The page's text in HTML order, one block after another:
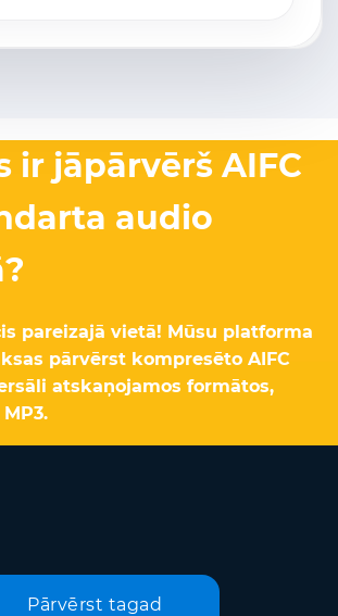
ir jāpārvērš AIFC
audio
pareizajā vietā! Mūsu platforma
pārvērst kompresēto AIFC
atskaņojamos formātos,
Pārvērst tagad